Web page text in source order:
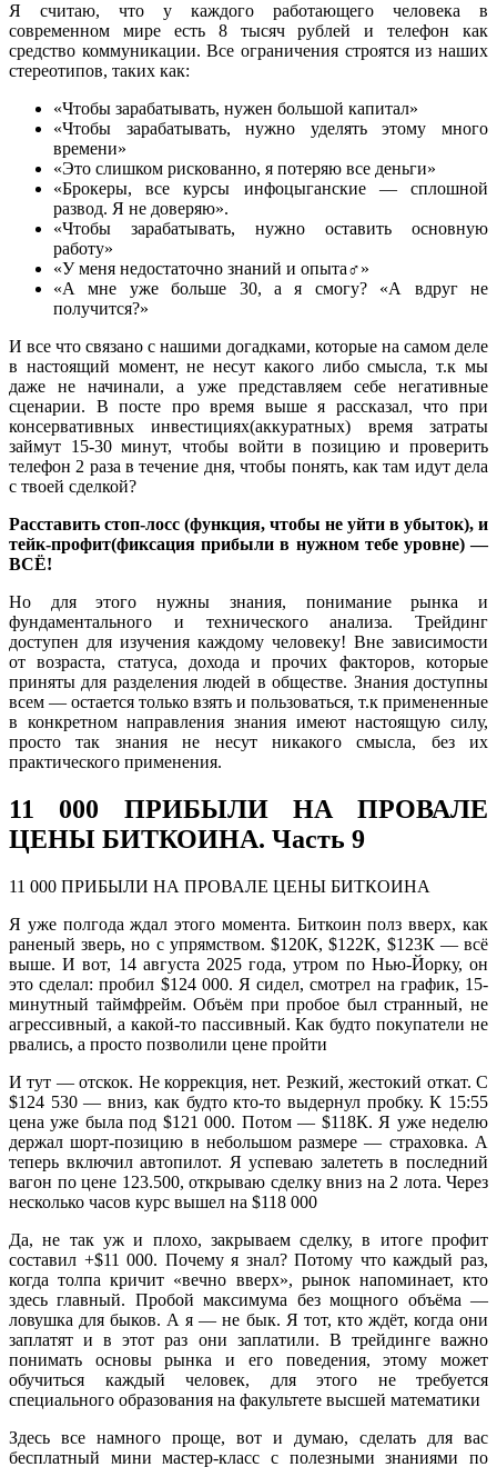
Я считаю, что у каждого работающего человека в
современном мире есть 8 тысяч рублей и телефон как
средство коммуникации. Все ограничения строятся из наших
стереотипов, таких как:
«Чтобы зарабатывать, нужен большой капитал»
«Чтобы зарабатывать, нужно уделять этому много
времени»
«Это слишком рискованно, я потеряю все деньги»
«Брокеры, все курсы инфоцыганские — сплошной
развод. Я не доверяю».
«Чтобы зарабатывать, нужно оставить основную
работу»
«У меня недостаточно знаний и опыта‍♂️»
«А мне уже больше 30, а я смогу? «А вдруг не
получится?»
И все что связано с нашими догадками, которые на самом деле
в настоящий момент, не несут какого либо смысла, т.к мы
даже не начинали, а уже представляем себе негативные
сценарии. В посте про время выше я рассказал, что при
консервативных инвестициях(аккуратных) время затраты
займут 15-30 минут, чтобы войти в позицию и проверить
телефон 2 раза в течение дня, чтобы понять, как там идут дела
с твоей сделкой?
Расставить стоп-лосс (функция, чтобы не уйти в убыток), и
тейк-профит(фиксация прибыли в нужном тебе уровне) —
ВСЁ!
Но для этого нужны знания, понимание рынка и
фундаментального и технического анализа. Трейдинг
доступен для изучения каждому человеку! Вне зависимости
от возраста, статуса, дохода и прочих факторов, которые
приняты для разделения людей в обществе. Знания доступны
всем — остается только взять и пользоваться, т.к примененные
в конкретном направления знания имеют настоящую силу,
просто так знания не несут никакого смысла, без их
практического применения.
11 000 ПРИБЫЛИ НА ПРОВАЛЕ
ЦЕНЫ БИТКОИНА. Часть 9
11 000 ПРИБЫЛИ НА ПРОВАЛЕ ЦЕНЫ БИТКОИНА
Я уже полгода ждал этого момента. Биткоин полз вверх, как
раненый зверь, но с упрямством. $120К, $122К, $123К — всё
выше. И вот, 14 августа 2025 года, утром по Нью-Йорку, он
это сделал: пробил $124 000. Я сидел, смотрел на график, 15-
минутный таймфрейм. Объём при пробое был странный, не
агрессивный, а какой-то пассивный. Как будто покупатели не
рвались, а просто позволили цене пройти
И тут — отскок. Не коррекция, нет. Резкий, жестокий откат. С
$124 530 — вниз, как будто кто-то выдернул пробку. К 15:55
цена уже была под $121 000. Потом — $118К. Я уже неделю
держал шорт-позицию в небольшом размере — страховка. А
теперь включил автопилот. Я успеваю залететь в последний
вагон по цене 123.500, открываю сделку вниз на 2 лота. Через
несколько часов курс вышел на $118 000
Да, не так уж и плохо, закрываем сделку, в итоге профит
составил +$11 000. Почему я знал? Потому что каждый раз,
когда толпа кричит «вечно вверх», рынок напоминает, кто
здесь главный. Пробой максимума без мощного объёма —
ловушка для быков. А я — не бык. Я тот, кто ждёт, когда они
заплатят и в этот раз они заплатили. В трейдинге важно
понимать основы рынка и его поведения, этому может
обучиться каждый человек, для этого не требуется
специального образования на факультете высшей математики
Здесь все намного проще, вот и думаю, сделать для вас
бесплатный мини мастер-класс с полезными знаниями по